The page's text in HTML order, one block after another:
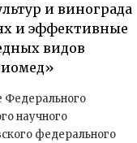
и винограда
и эффективные
видов
Федерального
научного
федерального